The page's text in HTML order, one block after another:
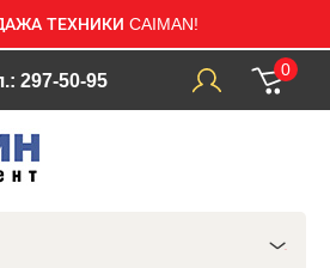
ТЕХНИКИ CAIMAN!
297-50-95
0